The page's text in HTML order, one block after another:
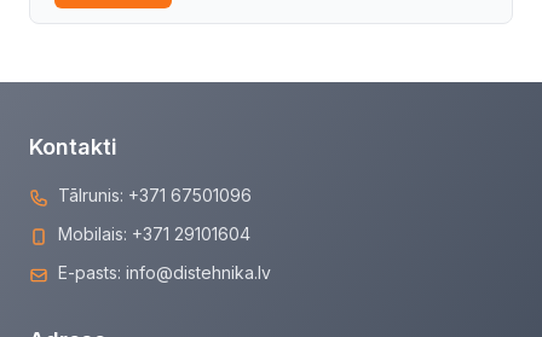
Kontakti
Tālrunis: +371 67501096
Mobilais: +371 29101604
E-pasts: info@distehnika.lv